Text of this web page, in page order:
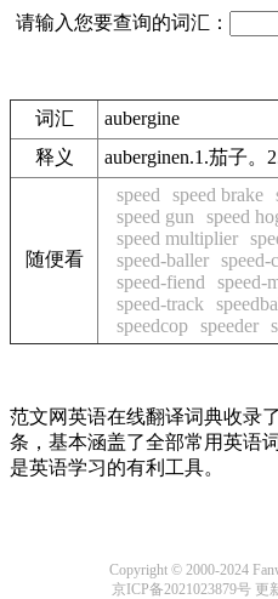
请输入您要查询的词汇：
词汇
aubergine
释义
auberginen.1.茄子。
随便看
speed speed brake
speed gun
speed
speed multiplier
speed-baller speed-
speed-fiend
speed-
speed-track
speedcop speeder
范文网英语在线翻译词典收录
条，基本涵盖了全部常用英语
是英语学习的有利工具。
Copyright © 2000-2024
京ICP备2021023879号更